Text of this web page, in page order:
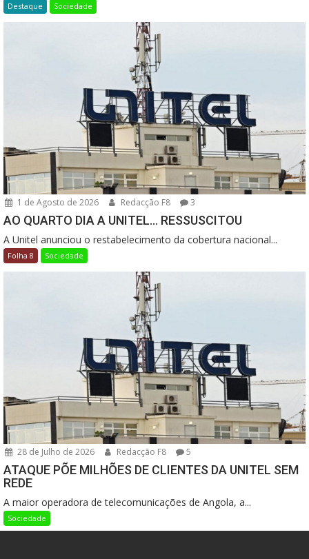
Destaque Sociedade
1 de Agosto de 2026 Redacção F8 3
AO QUARTO DIA A UNITEL… RESSUSCITOU
A Unitel anunciou o restabelecimento da cobertura nacional...
Folha 8 Sociedade
28 de Julho de 2026 Redacção F8 5
ATAQUE PÕE MILHÕES DE CLIENTES DA UNITEL SEM
REDE
A maior operadora de telecomunicações de Angola, a...
Sociedade